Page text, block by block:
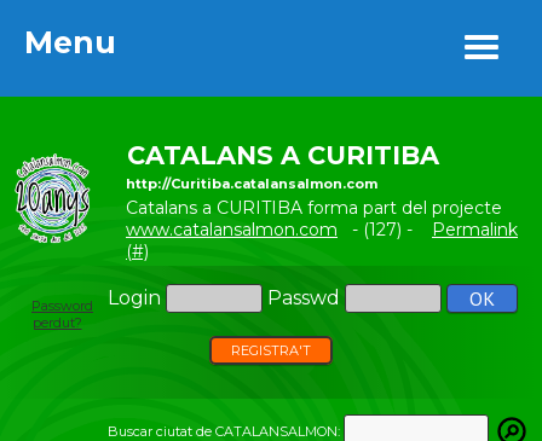
Menu
CATALANS A CURITIBA
http://Curitiba.catalansalmon.com
Catalans a CURITIBA forma part del projecte
www.catalansalmon.com - (127) - Permalink
(#)
Login Passwd
Password
perdut?
REGISTRA'T
Buscar ciutat de CATALANSALMON:
Menu